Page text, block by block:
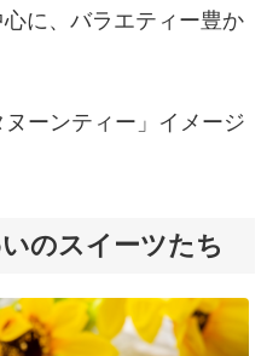
に、バラエティー豊か
ーンティー」イメージ
のスイーツたち